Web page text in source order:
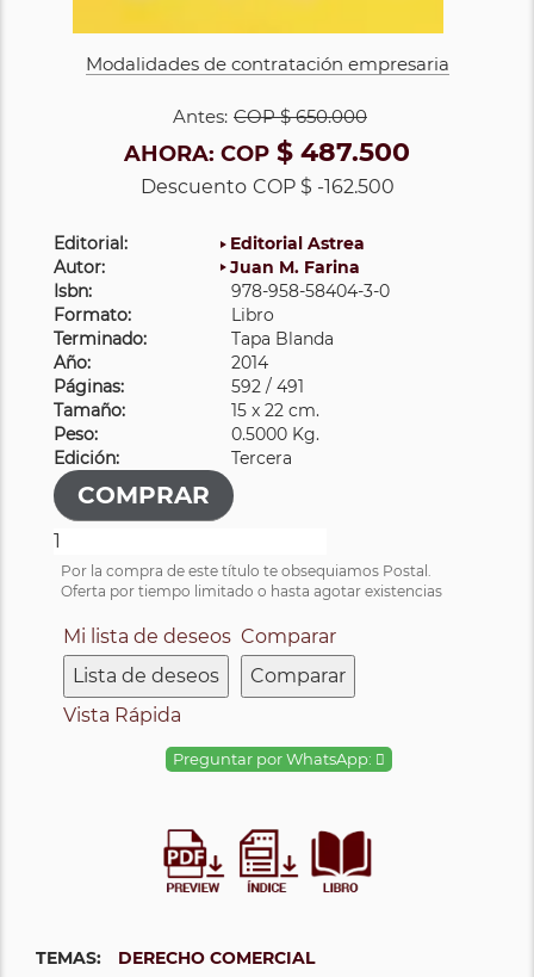
Modalidades de contratación empresaria
Antes: COP$ 650.000
AHORA: COP $ 487.500
Descuento COP $ -162.500
Editorial:
Editorial Astrea
Autor:
Juan M. Farina
Isbn:
978-958-58404-3-0
Formato:
Libro
Terminado:
Tapa Blanda
Año:
2014
Páginas:
592 / 491
Tamaño:
15 x 22 cm.
Peso:
0.5000 Kg.
Edición:
Tercera
Por la compra de este título te obsequiamos Postal.
Oferta por tiempo limitado o hasta agotar existencias
Mi lista de deseos
Lista de deseos
Comparar
Comparar
Vista Rápida
Preguntar por WhatsApp:
TEMAS: DERECHO COMERCIAL